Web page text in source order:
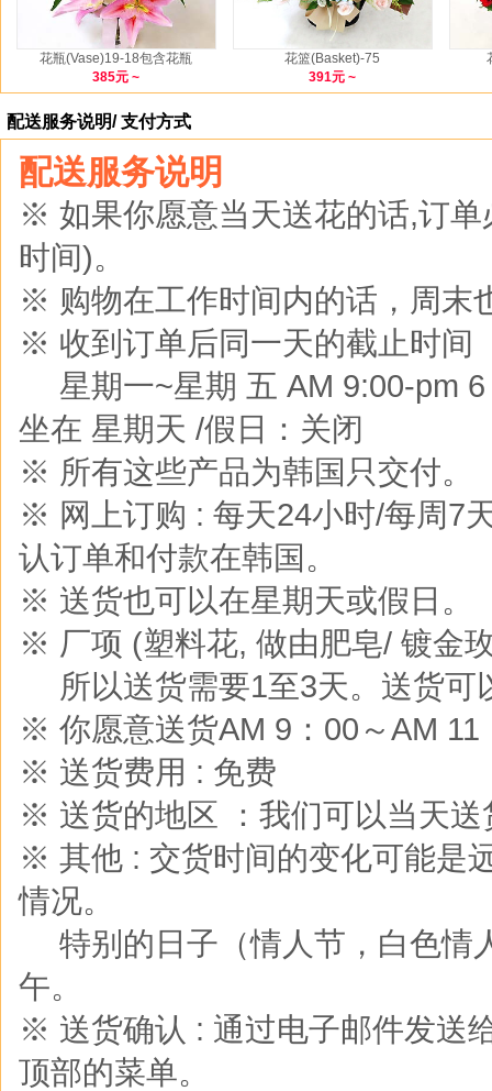
花瓶(Vase)19-18包含花瓶
385元 ~
花篮(Basket)-75
391元 ~
配送服务说明/ 支付方式
配送服务说明
※ 如果你愿意当天送花的话,订
时间)。
※ 购物在工作时间内的话，周末
※ 收到订单后同一天的截止时间
※星期一~星期 五 AM 9:00-pm
坐在 星期天 /假日：关闭
※ 所有这些产品为韩国只交付。
※ 网上订购 : 每天24小时/每周7
认订单和付款在韩国。
※ 送货也可以在星期天或假日。
※ 厂项 (塑料花, 做由肥皂/ 镀金
所以送货需要1至3天。送货可
※ 你愿意送货AM 9：00～AM
※ 送货费用 : 免费
※ 送货的地区 ：我们可以当天
※ 其他 : 交货时间的变化可能是
情况。
※特别的日子（情人节，白色情
午。
※ 送货确认 : 通过电子邮件发送
顶部的菜单。